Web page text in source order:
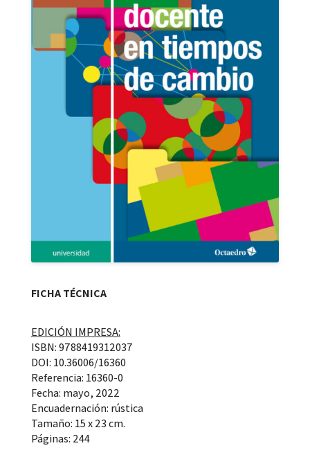
FICHA TÉCNICA
EDICIÓN IMPRESA:
ISBN: 9788419312037
DOI: 10.36006/16360
Referencia: 16360-0
Fecha: mayo, 2022
Encuadernación: rústica
Tamaño: 15 x 23 cm.
Páginas: 244